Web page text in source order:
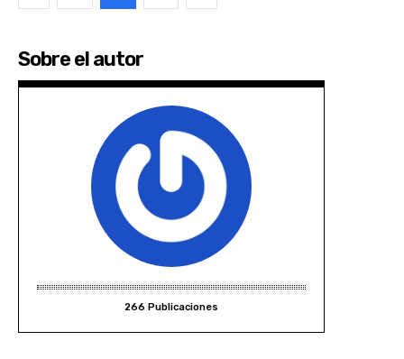
Sobre el autor
266 Publicaciones